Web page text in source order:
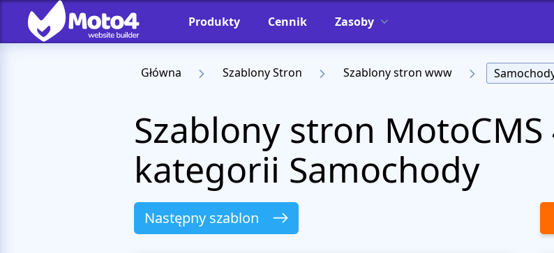
Produkty Cennik Zasoby
Główna Szablony Stron Szablony stron www
Szablony stron
kategorii Samochody
Następny szablon